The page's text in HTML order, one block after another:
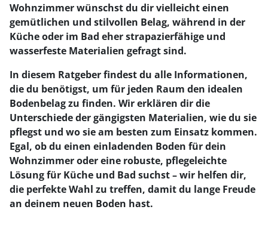
Wohnzimmer wünschst du dir vielleicht einen
gemütlichen und stilvollen Belag, während in der
Küche oder im Bad eher strapazierfähige und
wasserfeste Materialien gefragt sind.
In diesem Ratgeber findest du alle Informationen,
die du benötigst, um für jeden Raum den idealen
Bodenbelag zu finden. Wir erklären dir die
Unterschiede der gängigsten Materialien, wie du sie
pflegst und wo sie am besten zum Einsatz kommen.
Egal, ob du einen einladenden Boden für dein
Wohnzimmer oder eine robuste, pflegeleichte
Lösung für Küche und Bad suchst – wir helfen dir,
die perfekte Wahl zu treffen, damit du lange Freude
an deinem neuen Boden hast.